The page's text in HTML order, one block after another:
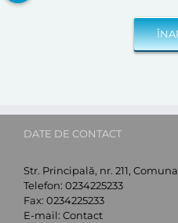
DATE DE CONTACT
Str. Principală, nr. 211,
Telefon: 0234225233
Fax: 0234225233
E-mail: Contact